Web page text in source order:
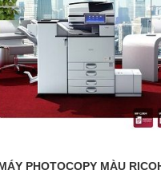
PHOTOCOPY MÀU